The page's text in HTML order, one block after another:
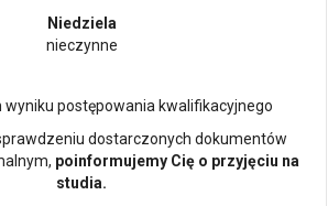
Niedziela
nieczynne
wyniku postępowania kwalifikacyjnego
dostarczonych dokumentów
poinformujemy Cię o przyjęciu na
studia.